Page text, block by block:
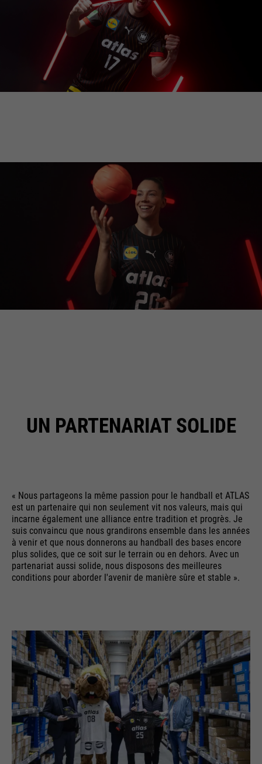
UN PARTENARIAT SOLIDE
« Nous partageons la même passion pour le handball et ATLAS
est un partenaire qui non seulement vit nos valeurs, mais qui
incarne également une alliance entre tradition et progrès. Je
suis convaincu que nous grandirons ensemble dans les années
à venir et que nous donnerons au handball des bases encore
plus solides, que ce soit sur le terrain ou en dehors. Avec un
partenariat aussi solide, nous disposons des meilleures
conditions pour aborder l'avenir de manière sûre et stable ».